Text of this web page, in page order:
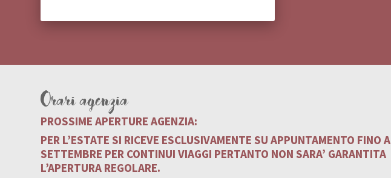
Orari agenzia
PROSSIME APERTURE AGENZIA:
PER L’ESTATE SI RICEVE ESCLUSIVAMENTE SU APPUNTAMENTO FINO A
SETTEMBRE PER CONTINUI VIAGGI PERTANTO NON SARA’ GARANTITA
L’APERTURA REGOLARE.